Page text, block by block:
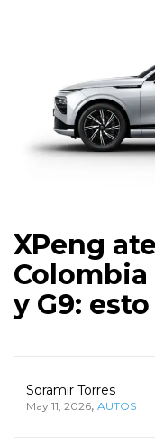
XPeng
Colombia
y G9:
Soramir Torres
May 11, 2026, AUTOS